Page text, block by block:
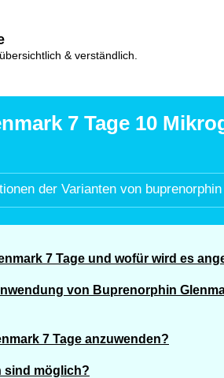
& verständlich.
7 Tage 10
der Varianten von buprenorphin
7 Tage und wofür wird es
von Buprenorphin
7 Tage anzuwenden?
sind möglich?